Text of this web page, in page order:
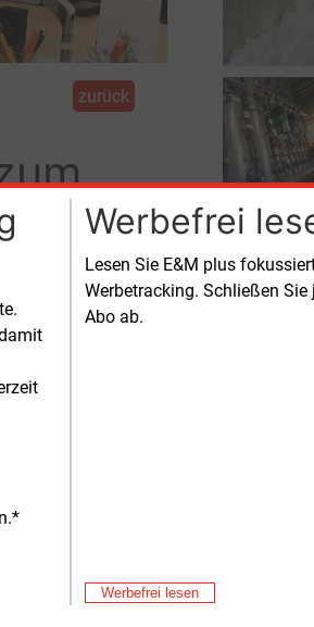
Werbefrei
Lesen Sie E&M plus
Werbetracking. Schließen
Abo ab.
Werbefrei lesen
zurück
an der